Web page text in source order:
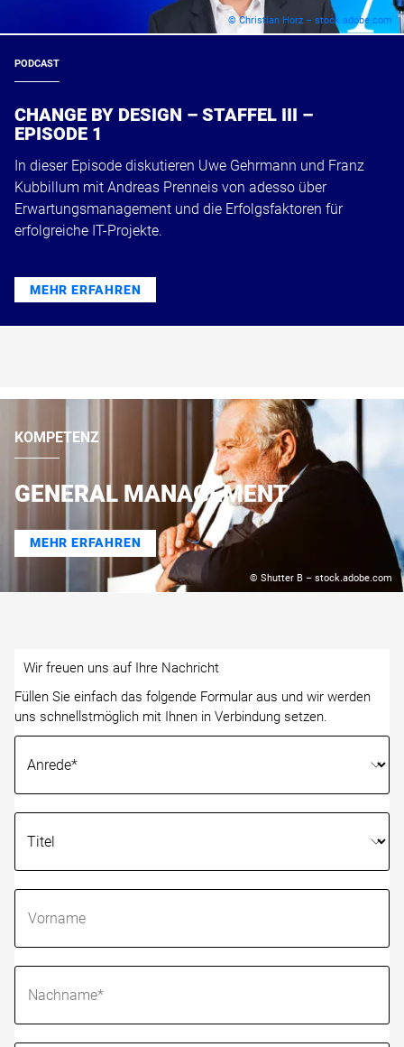
© Christian Horz – stock.adobe.com
PODCAST
CHANGE BY DESIGN – STAFFEL III –
EPISODE 1
In dieser Episode diskutieren Uwe Gehrmann und Franz
Kubbillum mit Andreas Prenneis von adesso über
Erwartungsmanagement und die Erfolgsfaktoren für
erfolgreiche IT-Projekte.
MEHR ERFAHREN
© Shutter B – stock.adobe.com
KOMPETENZ
GENERAL MANAGEMENT
MEHR ERFAHREN
Wir freuen uns auf Ihre Nachricht
Füllen Sie einfach das folgende Formular aus und wir werden
uns schnellstmöglich mit Ihnen in Verbindung setzen.